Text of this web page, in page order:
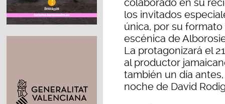
colaborado en su
los invitados
única, por su
escénica de
La protagonizará el
al productor
también un día
noche de David